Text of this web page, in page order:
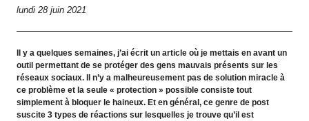
lundi 28 juin 2021
Il y a quelques semaines, j’ai écrit un article où je mettais en avant un
outil permettant de se protéger des gens mauvais présents sur les
réseaux sociaux. Il n’y a malheureusement pas de solution miracle à
ce problème et la seule « protection » possible consiste tout
simplement à bloquer le haineux. Et en général, ce genre de post
suscite 3 types de réactions sur lesquelles je trouve qu’il est